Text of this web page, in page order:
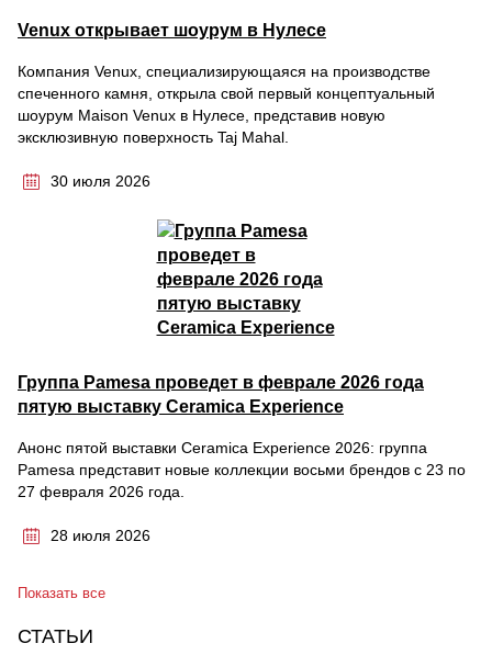
Venux открывает шоурум в Нулесе
Компания Venux, специализирующаяся на производстве
спеченного камня, открыла свой первый концептуальный
шоурум Maison Venux в Нулесе, представив новую
эксклюзивную поверхность Taj Mahal.
30 июля 2026
Группа Pamesa проведет в феврале 2026 года
пятую выставку Ceramica Experience
Анонс пятой выставки Ceramica Experience 2026: группа
Pamesa представит новые коллекции восьми брендов с 23 по
27 февраля 2026 года.
28 июля 2026
Показать все
СТАТЬИ